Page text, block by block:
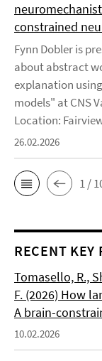
constrained
Fynn Dobler is
about abstract
explanation
models" at CNS
Location:
26.02.2026
1 /
RECENT KEY
Tomasello, R.,
F. (2026) How
A brain-
10.02.2026